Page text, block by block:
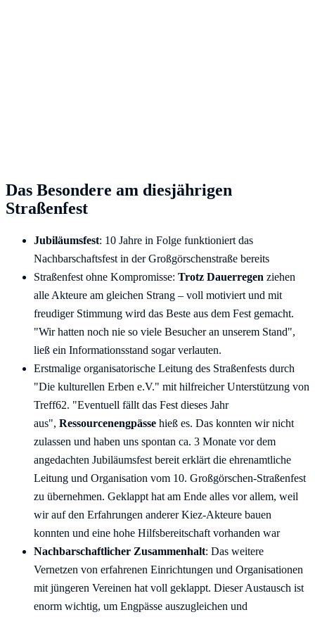
Das Besondere am diesjährigen
Straßenfest
Jubiläumsfest: 10 Jahre in Folge funktioniert das
Nachbarschaftsfest in der Großgörschenstraße bereits
Straßenfest ohne Kompromisse: Trotz Dauerregen ziehen
alle Akteure am gleichen Strang – voll motiviert und mit
freudiger Stimmung wird das Beste aus dem Fest gemacht.
"Wir hatten noch nie so viele Besucher an unserem Stand",
ließ ein Informationsstand sogar verlauten.
Erstmalige organisatorische Leitung des Straßenfests durch
"Die kulturellen Erben e.V." mit hilfreicher Unterstützung von
Treff62. "Eventuell fällt das Fest dieses Jahr
aus", Ressourcenengpässe hieß es. Das konnten wir nicht
zulassen und haben uns spontan ca. 3 Monate vor dem
angedachten Jubiläumsfest bereit erklärt die ehrenamtliche
Leitung und Organisation vom 10. Großgörschen-Straßenfest
zu übernehmen. Geklappt hat am Ende alles vor allem, weil
wir auf den Erfahrungen anderer Kiez-Akteure bauen
konnten und eine hohe Hilfsbereitschaft vorhanden war
Nachbarschaftlicher Zusammenhalt: Das weitere
Vernetzen von erfahrenen Einrichtungen und Organisationen
mit jüngeren Vereinen hat voll geklappt. Dieser Austausch ist
enorm wichtig, um Engpässe auszugleichen und